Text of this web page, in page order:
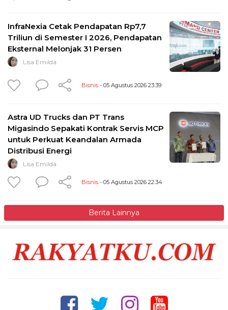
InfraNexia Cetak Pendapatan Rp7,7
Triliun di Semester I 2026, Pendapatan
Eksternal Melonjak 31 Persen
Lisa Emilda
Bisnis - 05 Agustus 2026 23:39
Astra UD Trucks dan PT Trans
Migasindo Sepakati Kontrak Servis MCP
untuk Perkuat Keandalan Armada
Distribusi Energi
Lisa Emilda
Bisnis - 05 Agustus 2026 22:34
Berita Lainnya